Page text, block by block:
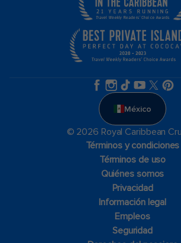
México
© 2026 Royal Caribbean
Términos y condiciones
Términos de uso
Quiénes somos
Privacidad
Información legal
Empleos
Seguridad